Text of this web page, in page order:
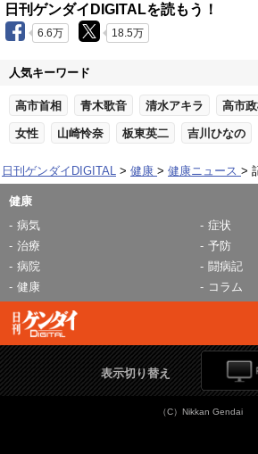
日刊ゲンダイDIGITALを読もう！
6.6万 18.5万
人気キーワード
高市首相 青木歌音 清水アキラ 高市
女性 山崎怜奈 板東英二 吉川ひなの
日刊ゲンダイDIGITAL 健康 健康ニュース
健康
病気
症状
治療
予防
病院
闘病記
健康
コラム
表示切り替え
（C）Nikkan Gendai